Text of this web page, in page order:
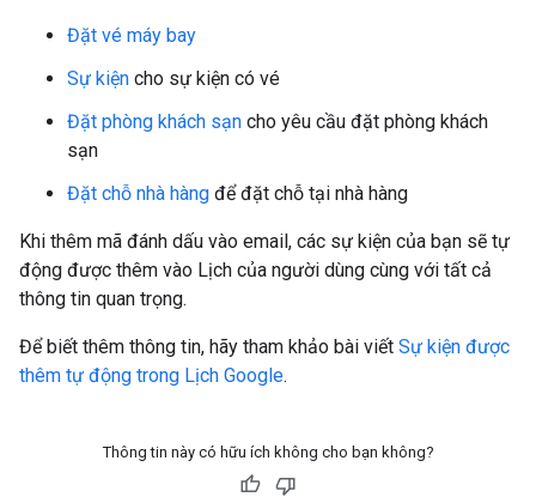
Đặt vé máy bay
Sự kiện cho sự kiện có vé
Đặt phòng khách sạn cho yêu cầu đặt phòng khách
sạn
Đặt chỗ nhà hàng để đặt chỗ tại nhà hàng
Khi thêm mã đánh dấu vào email, các sự kiện của bạn sẽ tự
động được thêm vào Lịch của người dùng cùng với tất cả
thông tin quan trọng.
Để biết thêm thông tin, hãy tham khảo bài viết Sự kiện được
thêm tự động trong Lịch Google.
Thông tin này có hữu ích không cho bạn không?